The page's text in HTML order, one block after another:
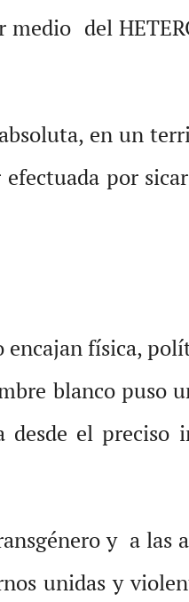
del
en un
por
física,
blanco puso
el preciso
y a las
unidas y